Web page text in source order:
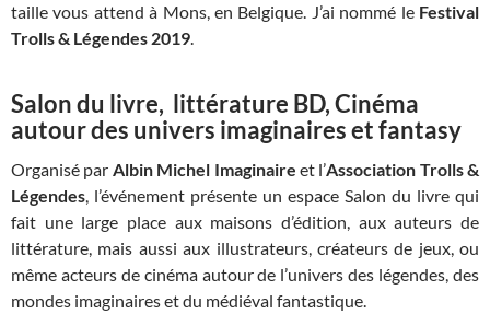
taille vous attend à Mons, en Belgique. J’ai nommé le Festival
Trolls & Légendes 2019.
Salon du livre, littérature BD, Cinéma
autour des univers imaginaires et fantasy
Organisé par Albin Michel Imaginaire et l’Association Trolls &
Légendes, l’événement présente un espace Salon du livre qui
fait une large place aux maisons d’édition, aux auteurs de
littérature, mais aussi aux illustrateurs, créateurs de jeux, ou
même acteurs de cinéma autour de l’univers des légendes, des
mondes imaginaires et du médiéval fantastique.